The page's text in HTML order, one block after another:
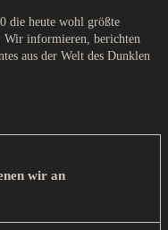
die heute wohl größte
Wir informieren, berichten
aus der Welt des Dunklen
wir an